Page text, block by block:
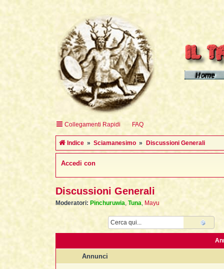
Homepage
English
Collegamenti Rapidi FAQ
Indice Sciamanesimo Discussioni Generali
Accedi con
Discussioni Generali
Moderatori: Pinchuruwia, Tuna, Mayu
Cerca
Annunci